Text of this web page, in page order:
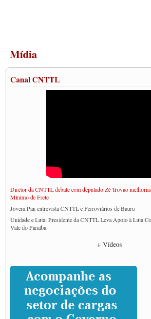
Mídia
Canal CNTTL
Diretor da CNTTL debate com deputado Zé Trovão
Mínimo de Frete
Jovem Pan entrevista CNTTL e Ferroviários de Bauru
Unidade e Luta: Presidente da CNTTL Leva Apoio à Luta
Vale do Paraíba
Caminhoneiros prometem paralisação e cobram diálogo com
CNTTL e lideranças de caminhoneiros participam de debate
rodovias
Paulinho e Litti debatem política global para transporte
SUTCRA no Uruguai
+ Vídeos